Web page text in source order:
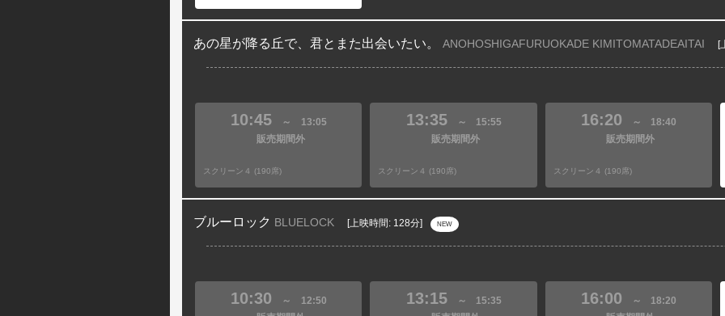
あの星が降る丘で、君とまた出会いたい。 ANOHOSHIGAFURUOKADE KIMITOMATADEAITAI [
10:45 ～
13:05
販売期間外
スクリーン４ (190席)
13:35 ～
15:55
販売期間外
スクリーン４ (190席)
16:20 ～
18:40
販売期間外
スクリーン４ (190席)
ブルーロック BLUELOCK [上映時間: 128分] NEW
10:30 ～
12:50
13:15 ～
15:35
16:00 ～
18:20